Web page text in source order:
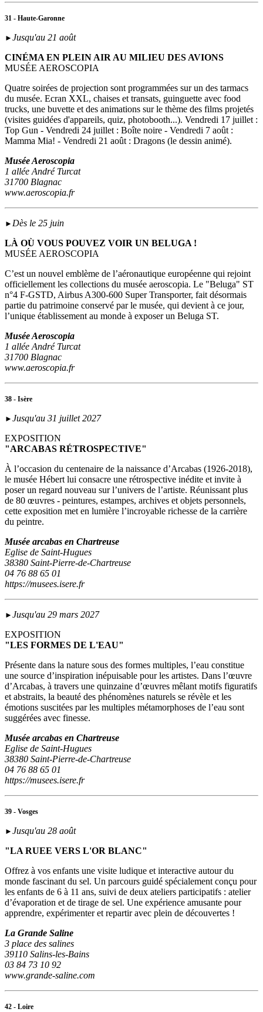
31 - Haute-Garonne
► Jusqu'au 21 août
CINÉMA EN PLEIN AIR AU MILIEU DES AVIONS
MUSÉE AEROSCOPIA
Quatre soirées de projection sont programmées sur un des tarmacs
du musée. Ecran XXL, chaises et transats, guinguette avec food
trucks, une buvette et des animations sur le thème des films projetés
(visites guidées d'appareils, quiz, photobooth...). Vendredi 17 juillet :
Top Gun - Vendredi 24 juillet : Boîte noire - Vendredi 7 août :
Mamma Mia! - Vendredi 21 août : Dragons (le dessin animé).
Musée Aeroscopia
1 allée André Turcat
31700 Blagnac
www.aeroscopia.fr
► Dès le 25 juin
LÀ OÙ VOUS POUVEZ VOIR UN BELUGA !
MUSÉE AEROSCOPIA
C’est un nouvel emblème de l’aéronautique européenne qui rejoint
officiellement les collections du musée aeroscopia. Le "Beluga" ST
n°4 F-GSTD, Airbus A300-600 Super Transporter, fait désormais
partie du patrimoine conservé par le musée, qui devient à ce jour,
l’unique établissement au monde à exposer un Beluga ST.
Musée Aeroscopia
1 allée André Turcat
31700 Blagnac
www.aeroscopia.fr
38 - Isère
► Jusqu'au 31 juillet 2027
EXPOSITION
"ARCABAS RÉTROSPECTIVE"
À l’occasion du centenaire de la naissance d’Arcabas (1926-2018),
le musée Hébert lui consacre une rétrospective inédite et invite à
poser un regard nouveau sur l’univers de l’artiste. Réunissant plus
de 80 œuvres - peintures, estampes, archives et objets personnels,
cette exposition met en lumière l’incroyable richesse de la carrière
du peintre.
Musée arcabas en Chartreuse
Eglise de Saint-Hugues
38380 Saint-Pierre-de-Chartreuse
04 76 88 65 01
https://musees.isere.fr
► Jusqu'au 29 mars 2027
EXPOSITION
"LES FORMES DE L'EAU"
Présente dans la nature sous des formes multiples, l’eau constitue
une source d’inspiration inépuisable pour les artistes. Dans l’œuvre
d’Arcabas, à travers une quinzaine d’œuvres mêlant motifs figuratifs
et abstraits, la beauté des phénomènes naturels se révèle et les
émotions suscitées par les multiples métamorphoses de l’eau sont
suggérées avec finesse.
Musée arcabas en Chartreuse
Eglise de Saint-Hugues
38380 Saint-Pierre-de-Chartreuse
04 76 88 65 01
https://musees.isere.fr
39 - Vosges
► Jusqu'au 28 août
"LA RUEE VERS L'OR BLANC"
Offrez à vos enfants une visite ludique et interactive autour du
monde fascinant du sel. Un parcours guidé spécialement conçu pour
les enfants de 6 à 11 ans, suivi de deux ateliers participatifs : atelier
d’évaporation et de tirage de sel. Une expérience amusante pour
apprendre, expérimenter et repartir avec plein de découvertes !
La Grande Saline
3 place des salines
39110 Salins-les-Bains
03 84 73 10 92
www.grande-saline.com
42 - Loire